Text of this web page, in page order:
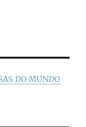
DO MUNDO